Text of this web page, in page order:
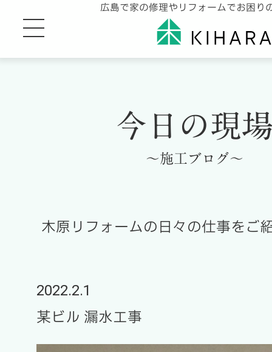
広島で家の修理やリフォームでお困り
今日の現
～施工ブログ～
木原リフォームの日々の仕事をご
2022.2.1
某ビル 漏水工事